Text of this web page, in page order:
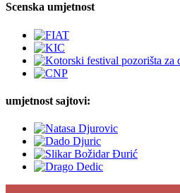
Scenska umjetnost
umjetnost sajtovi: